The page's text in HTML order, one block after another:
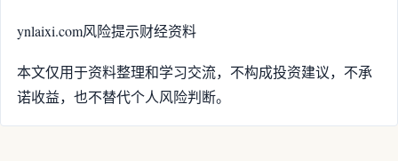
ynlaixi.com风险提示财经资料
本文仅用于资料整理和学习交流，不构成投资建议，不承
诺收益，也不替代个人风险判断。